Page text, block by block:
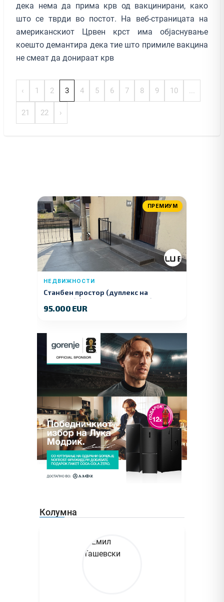
дека нема да прима крв од вакцинирани, како
што се тврди во постот. На веб-страницата на
американскиот Црвен крст има објаснување
коешто демантира дека тие што примиле вакцина
не смеат да донираат крв
‹ 1 2 3 4 5 6 7 8 9 10 ...
21 22 ›
ПРЕМИУМ
НЕДВИЖНОСТИ
Станбен простор (дуплекс на
продажба) – Ул. Стојан Арсов бр. 1,
Куманово
95.000 EUR
Колумна